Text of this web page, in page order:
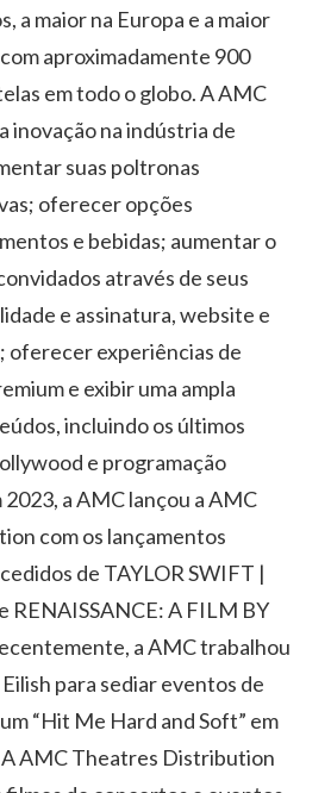
a maior na Europa e a maior
aproximadamente 900
em todo o globo. A AMC
inovação na indústria de
suas poltronas
oferecer opções
e bebidas; aumentar o
através de seus
e assinatura, website e
oferecer experiências de
e exibir uma ampla
incluindo os últimos
e programação
a AMC lançou a AMC
com os lançamentos
de TAYLOR SWIFT |
RENAISSANCE: A FILM BY
a AMC trabalhou
para sediar eventos de
“Hit Me Hard and Soft” em
A AMC Theatres Distribution